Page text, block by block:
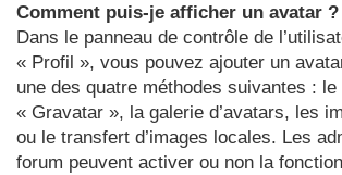
Comment puis-je afficher un avatar ?
Dans le panneau de contrôle de
« Profil », vous pouvez ajouter un
une des quatre méthodes suivantes :
« Gravatar », la galerie d’avatars, les
ou le transfert d’images locales. Les
forum peuvent activer ou non la